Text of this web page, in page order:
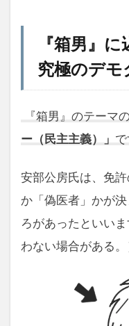
『箱男』
究極のデモ
『箱男』のテーマ
ー（民主主義）」 で
安部公房氏は、免許
か「偽医者」かが
ろがあったといい
わない場合がある。